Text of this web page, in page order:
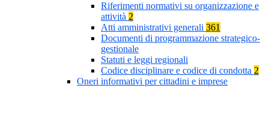
Riferimenti normativi su organizzazione e
attività 2
Atti amministrativi generali 361
Documenti di programmazione strategico-
gestionale
Statuti e leggi regionali
Codice disciplinare e codice di condotta 2
Oneri informativi per cittadini e imprese